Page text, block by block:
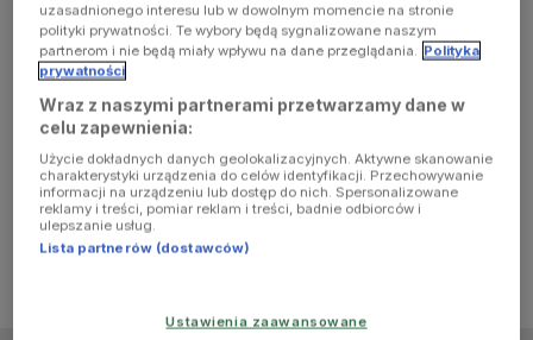
browser
console for
more
information)
uzasadnionego interesu lub w dowolnym momencie na stronie
polityki prywatności. Te wybory będą sygnalizowane naszym
partnerom i nie będą miały wpływu na dane przeglądania. Polityka
prywatności
Wraz z naszymi partnerami przetwarzamy dane w
celu zapewnienia:
Użycie dokładnych danych geolokalizacyjnych. Aktywne skanowanie
charakterystyki urządzenia do celów identyfikacji. Przechowywanie
informacji na urządzeniu lub dostęp do nich. Spersonalizowane
reklamy i treści, pomiar reklam i treści, badnie odbiorców i
ulepszanie usług.
Lista partnerów (dostawców)
Ustawienia zaawansowane